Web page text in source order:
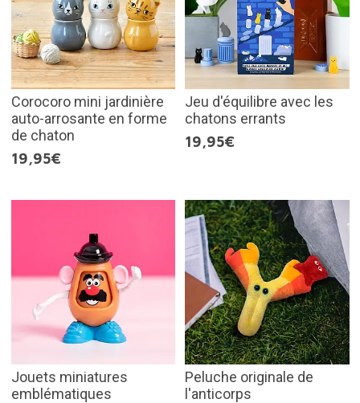
Corocoro mini jardinière
auto-arrosante en forme
de chaton
19,95€
Jeu d'équilibre avec les
chatons errants
19,95€
Jouets miniatures
emblématiques
Peluche originale de
l'anticorps